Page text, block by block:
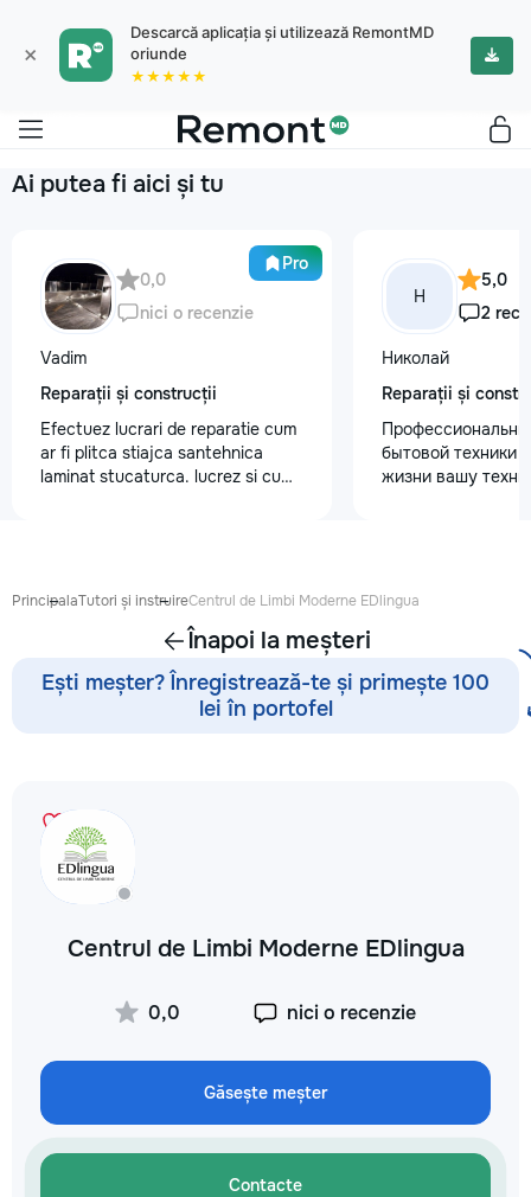
×
Descarcă aplicația și utilizează RemontMD
oriunde
★★★★★
Ai putea fi aici și tu
Pro
0,0
nici o recenzie
Vadim
Reparații și construcții
Efectuez lucrari de reparatie cum
ar fi plitca stiajca santehnica
laminat stucaturca. lucrez si cu
Н
5,0
2
Николай
Reparații și
бытовой техники
жизни вашу
приедет в
посредников,
обойдется на
⚙️ Оригинальные
техника
Сантехнические
не включается?
PrincipalaTutori și instruireCentrul de Limbi Moderne EDlingua
Înapoi la meșteri
Ești meșter? Înregistrează-te și primește 100
lei în portofel
Centrul de Limbi Moderne EDlingua
0,0 nici o recenzie
Găsește meșter
Contacte